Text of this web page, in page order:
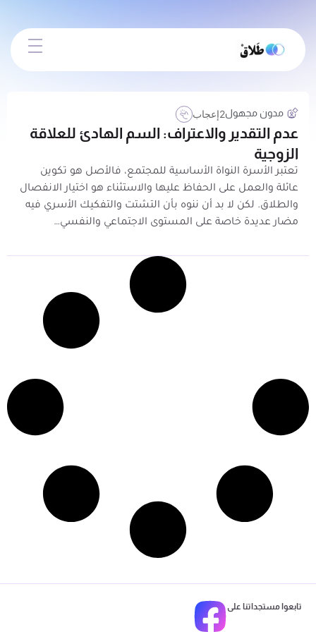
عدم التقدير والاعتراف: السم الهادئ للعلاقة
الزوجية
تعتبر الأسرة النواة الأساسية للمجتمع، فالأصل هو تكوين
عائلة والعمل على الحفاظ عليها والاستثناء هو اختيار الانفصال
والطلاق. لكن لا بد أن ننوه بأن التشتت والتفكيك الأسري فيه
مضار عديدة خاصة على المستوى الاجتماعي والنفسي…
مدون مجهول إعجاب2
تابعوا مستجداتنا على